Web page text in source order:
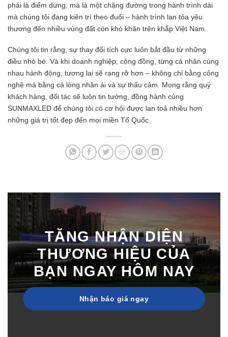
phải là điểm dừng, mà là một chặng đường trong hành trình dài
mà chúng tôi đang kiên trì theo đuổi – hành trình lan tỏa yêu
thương đến nhiều vùng đất còn khó khăn trên khắp Việt Nam.
Chúng tôi tin rằng, sự thay đổi tích cực luôn bắt đầu từ những
điều nhỏ bé. Và khi doanh nghiệp, cộng đồng, từng cá nhân cùng
nhau hành động, tương lai sẽ rạng rỡ hơn – không chỉ bằng công
nghệ mà bằng cả lòng nhân ái và sự thấu cảm. Mong rằng quý
khách hàng, đối tác sẽ luôn tin tưởng, đồng hành cùng
SUNMAXLED để chúng tôi có cơ hội được lan toả nhiều hơn
những giá trị tốt đẹp đến mọi miền Tổ Quốc.
TĂNG NHẬN DIỆN
THƯƠNG HIỆU CỦA
BẠN NGAY HÔM NAY
Nhận báo giá ngay